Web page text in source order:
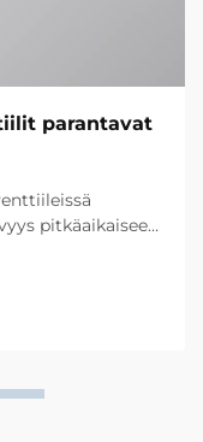
parantavat
pitkäaikaiseen
erinomaisia
kestää vuosia.